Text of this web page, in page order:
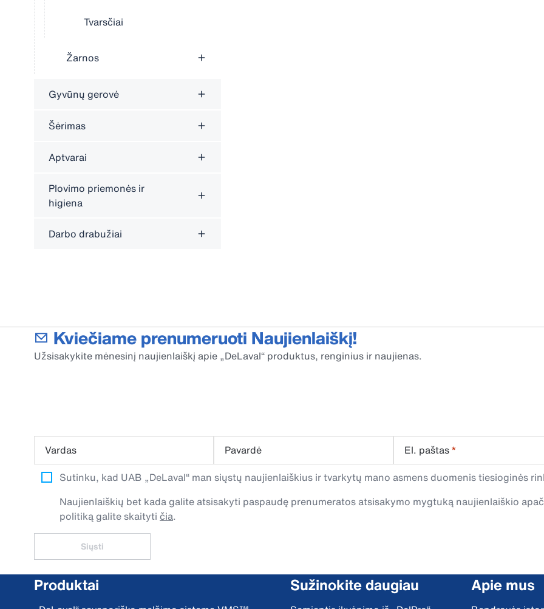
Tvarsčiai
Žarnos
Gyvūnų gerovė
Šėrimas
Aptvarai
Plovimo priemonės ir
higiena
Darbo drabužiai
Kviečiame prenumeruoti Naujienlaiškį!
Užsisakykite mėnesinį naujienlaiškį apie „DeLaval“ produktus, renginius ir naujienas.
Vardas Pavardė El. paštas*
Sutinku, kad UAB „DeLaval“ man siųstų naujienlaiškius ir tvarkytų mano asmens duomenis tiesioginės
Naujienlaiškių bet kada galite atsisakyti paspaudę prenumeratos atsisakymo mygtuką naujienlaiškio
politiką galite skaityti čia.
Siųsti
Produktai Sužinokite daugiau Apie mus